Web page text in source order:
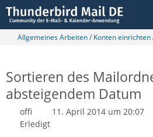
Allgemeines Arbeiten / Konten
Sortieren des
absteigendem Datum
offi 11. April 2014 um 20:07
Erledigt